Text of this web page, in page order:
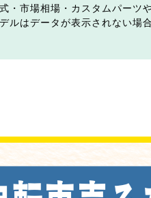
・市場相場・カスタムパーツ
ルはデータが表示されない場